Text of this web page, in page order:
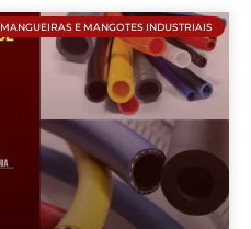
MANGUEIRAS E MANGOTES INDUSTRIAIS